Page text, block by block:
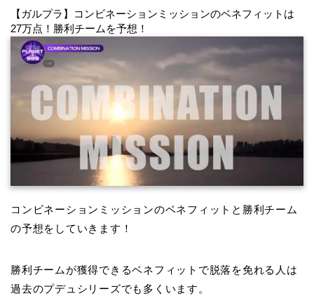
【ガルプラ】コンビネーションミッションのベネフィットは
27万点！勝利チームを予想！
コンビネーションミッションのベネフィットと勝利チーム
の予想をしていきます！
勝利チームが獲得できるベネフィットで脱落を免れる人は
過去のプデュシリーズでも多くいます。